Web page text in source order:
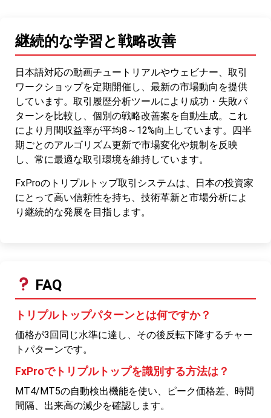
継続的な学習と戦略改善
日本語対応の動画チュートリアルやウェビナー、取引
ワークショップを定期開催し、最新の市場動向を提供
しています。取引履歴分析ツールにより成功・失敗パ
ターンを比較し、個別の戦略改善案を自動生成。これ
により月間収益率が平均8～12%向上しています。四半
期ごとのアルゴリズム更新で市場変化や規制を反映
し、常に最適な取引環境を維持しています。
FxProのトリプルトップ取引システムは、日本の投資家
にとって高い信頼性を持ち、技術革新と市場分析によ
り継続的な発展を目指します。
FAQ
トリプルトップパターンとは何ですか？
価格が3回同じ水準に達し、その後反転下降するチャー
トパターンです。
FxProでトリプルトップを識別する方法は？
MT4/MT5の自動検出機能を使い、ピーク価格差、時間
間隔、出来高の減少を確認します。